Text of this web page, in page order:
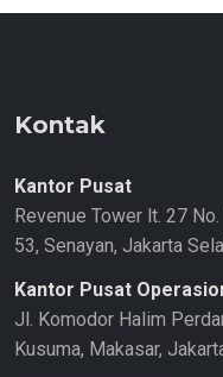
Kontak
Kantor Pusat
Revenue Tower lt. 27
53, Senayan, Jakarta
Kantor Pusat
Jl. Komodor Halim
Kusuma, Makasar,